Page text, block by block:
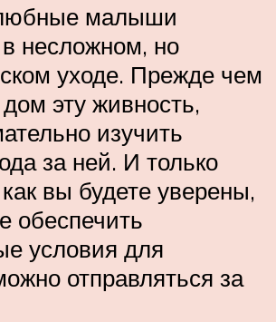
малыши
несложном, но
уходе. Прежде чем
эту живность,
изучить
за ней. И только
вы будете уверены,
обеспечить
условия для
отправляться за